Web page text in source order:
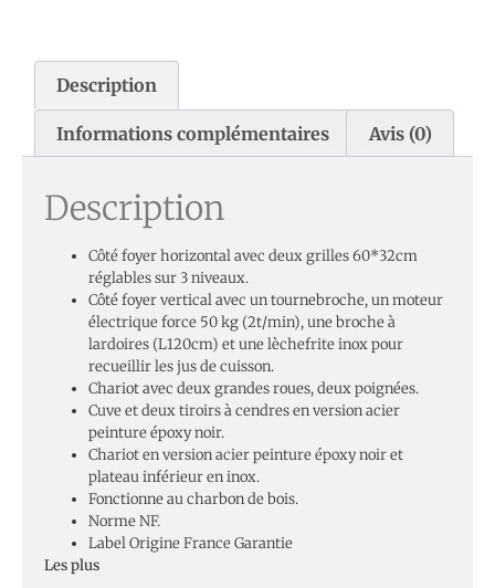
Description
Informations complémentaires Avis (0)
Description
Côté foyer horizontal avec deux grilles 60*32cm
réglables sur 3 niveaux.
Côté foyer vertical avec un tournebroche, un moteur
électrique force 50 kg (2t/min), une broche à
lardoires (L120cm) et une lèchefrite inox pour
recueillir les jus de cuisson.
Chariot avec deux grandes roues, deux poignées.
Cuve et deux tiroirs à cendres en version acier
peinture époxy noir.
Chariot en version acier peinture époxy noir et
plateau inférieur en inox.
Fonctionne au charbon de bois.
Norme NF.
Label Origine France Garantie
Les plus